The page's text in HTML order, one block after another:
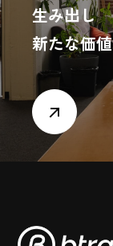
生み出し
新たな価